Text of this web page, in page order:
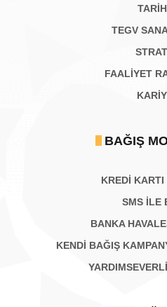
TEGV
FAALİYET
BAĞIŞ
KREDİ
SMS İLE
BANKA
KENDİ BAĞIŞ